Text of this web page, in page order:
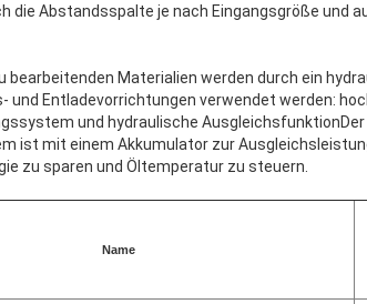
die Abstandsspalte je nach Eingangsgröße und
bearbeitenden Materialien werden durch ein
und Entladevorrichtungen verwendet werden:
und hydraulische
ist mit einem Akkumulator zur
zu sparen und Öltemperatur zu steuern.
Name